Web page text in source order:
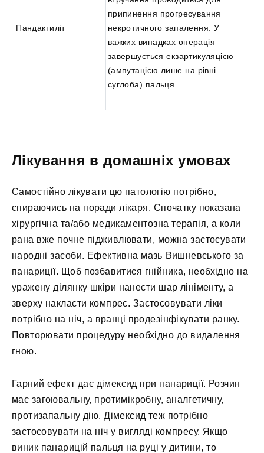
Пандактиліт
припинення прогресування
некротичного запалення. У
важких випадках операція
завершується екзартикуляцією
(ампутацією лише на рівні
суглоба) пальця.
Лікування в домашніх умовах
Самостійно лікувати цю патологію потрібно,
спираючись на поради лікаря. Спочатку показана
хірургічна та/або медикаментозна терапія, а коли
рана вже почне підживлювати, можна застосувати
народні засоби. Ефективна мазь Вишневського за
панариції. Щоб позбавитися гнійника, необхідно на
уражену ділянку шкіри нанести шар лініменту, а
зверху накласти компрес. Застосовувати ліки
потрібно на ніч, а вранці продезінфікувати ранку.
Повторювати процедуру необхідно до видалення
гною.
Гарний ефект дає дімексид при панариції. Розчин
має загоювальну, протимікробну, аналгетичну,
протизапальну дію. Дімексид теж потрібно
застосовувати на ніч у вигляді компресу. Якщо
виник панарицій пальця на руці у дитини, то